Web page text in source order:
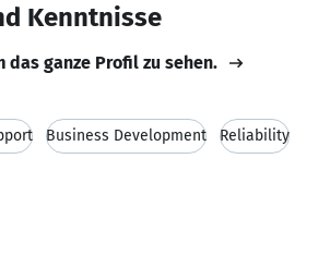
Kenntnisse
das ganze Profil zu sehen.
Business Development Reliability